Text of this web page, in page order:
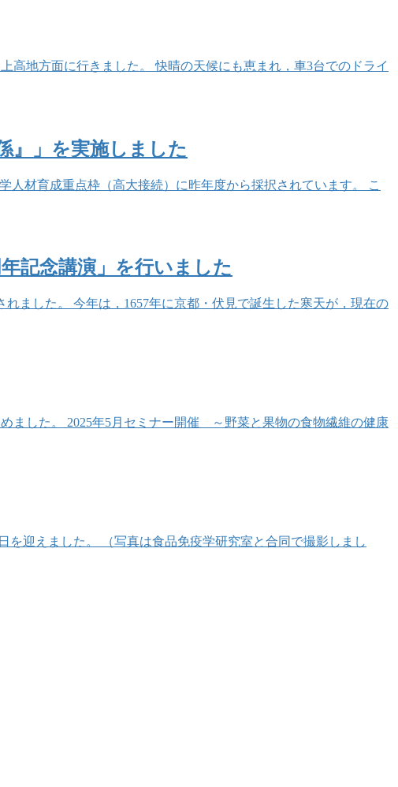
高地方面に行きました。 快晴の天候にも恵まれ，車3台でのドライ
』」を実施しました
材育成重点枠（高大接続）に昨年度から採択されています。 こ
記念講演」を行いました
ました。 今年は，1657年に京都・伏見で誕生した寒天が，現在の
ました。 2025年5月セミナー開催 ～野菜と果物の食物繊維の健康
迎えました。 （写真は食品免疫学研究室と合同で撮影しまし